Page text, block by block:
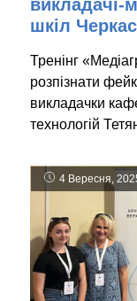
викладачі-
шкіл
Тренінг
розпізнати
викладачки
технологій
4 Вересня,